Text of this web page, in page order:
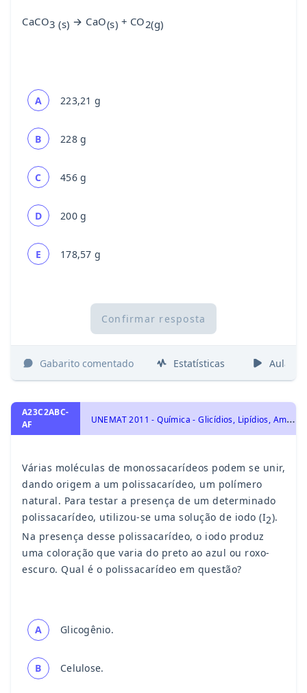
CaCO3 (s) → CaO(s) + CO2(g)
A 223,21 g
B 228 g
C 456 g
D 200 g
E 178,57 g
Confirmar resposta
Gabarito comentado Estatísticas Aulas
A23C2ABC-
AF
U
NEMAT 2011 - Química - Glicídios, Lipídios, Aminoácidos e Proteínas., Química Orgânica
Várias moléculas de monossacarídeos podem se unir,
dando origem a um polissacarídeo, um polímero
natural. Para testar a presença de um determinado
polissacarídeo, utilizou-se uma solução de iodo (I2).
Na presença desse polissacarídeo, o iodo produz
uma coloração que varia do preto ao azul ou roxo-
escuro. Qual é o polissacarídeo em questão?
A Glicogênio.
B Celulose.